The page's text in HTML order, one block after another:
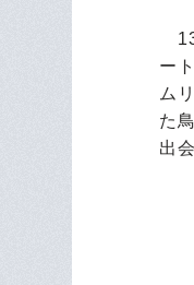
13
ー
ム
た
出